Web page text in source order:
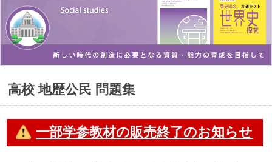
高校 地歴公民 問題集
一部学参教材の販売終了のお知らせ